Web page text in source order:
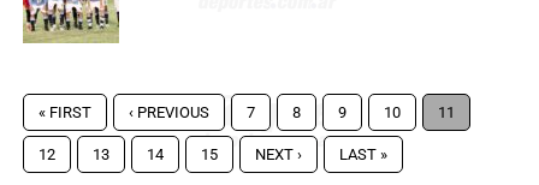
« FIRST ‹ PREVIOUS 7 8 9 10 11
12 13 14 15 NEXT › LAST »